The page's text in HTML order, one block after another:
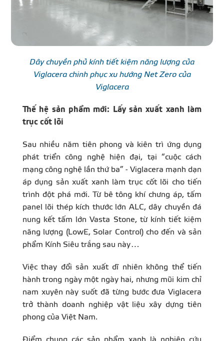
Dây chuyền phủ kính tiết kiệm năng lượng của
Viglacera chinh phục xu hướng Net Zero của
Viglacera
Thế hệ sản phẩm mới: Lấy sản xuất xanh làm
trục cốt lõi
Sau nhiều năm tiên phong và kiên trì ứng dụng
phát triển công nghệ hiện đại, tại “cuộc cách
mạng công nghệ lần thứ ba” - Viglacera mạnh dạn
áp dụng sản xuất xanh làm trục cốt lõi cho tiến
trình đột phá mới. Từ bê tông khí chưng áp, tấm
panel lõi thép kích thước lớn ALC, dây chuyền đá
nung kết tấm lớn Vasta Stone, từ kính tiết kiệm
năng lượng (LowE, Solar Control) cho đến và sản
phẩm Kính Siêu trắng sau này…
Việc thay đổi sản xuất dĩ nhiên không thể tiến
hành trong ngày một ngày hai, nhưng mũi kim chỉ
nam xuyên này suốt đã từng bước đưa Viglacera
trở thành doanh nghiệp vật liệu xây dựng tiên
phong của Việt Nam.